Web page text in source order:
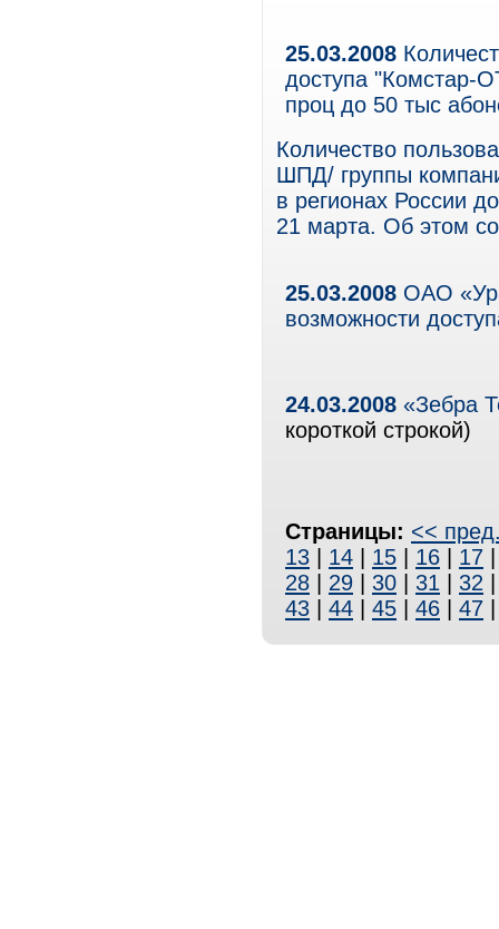
25.03.2008
доступа "Комстар-
проц до 50 тыс
Количество
ШПД/ группы
в регионах России
21 марта. Об этом
25.03.2008 ОАО
возможности
24.03.2008 «Зебра
короткой строкой)
Страницы: <<
13
14 15 16 17
28
29 30 31 32
43
44 45 46 47